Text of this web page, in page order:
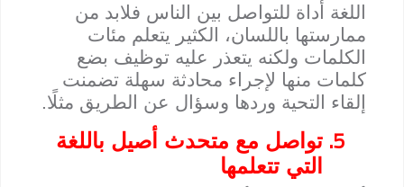
اللغة أداة للتواصل بين الناس فلابد من
ممارستها باللسان، الكثير يتعلم مئات
الكلمات ولكنه يتعذر عليه توظيف بضع
كلمات منها لإجراء محادثة سهلة تضمنت
إلقاء التحية وردها وسؤال عن الطريق مثلًا.
5. تواصل مع متحدث أصيل باللغة
التي تتعلمها